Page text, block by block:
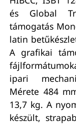
és Global
támogatás
latin
A grafikai
ipari
Mérete 484
13,7 kg. A
készült,